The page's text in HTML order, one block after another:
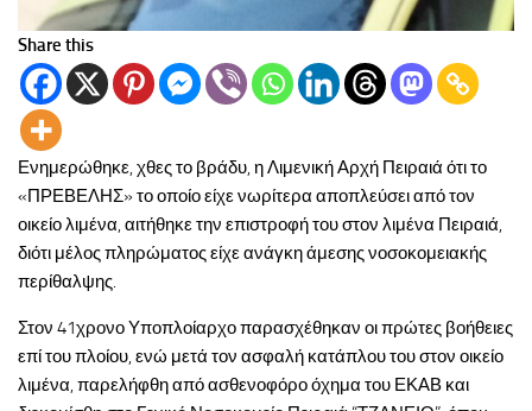
Share this
Ενημερώθηκε, χθες το βράδυ, η Λιμενική Αρχή Πειραιά ότι το
«ΠΡΕΒΕΛΗΣ» το οποίο είχε νωρίτερα αποπλεύσει από τον
οικείο λιμένα, αιτήθηκε την επιστροφή του στον λιμένα Πειραιά,
διότι μέλος πληρώματος είχε ανάγκη άμεσης νοσοκομειακής
περίθαλψης.
Στον 41χρονο Υποπλοίαρχο παρασχέθηκαν οι πρώτες βοήθειες
επί του πλοίου, ενώ μετά τον ασφαλή κατάπλου του στον οικείο
λιμένα, παρελήφθη από ασθενοφόρο όχημα του ΕΚΑΒ και